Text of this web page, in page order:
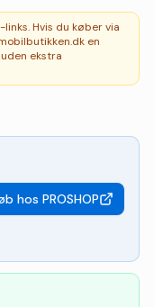
Hvis du køber via
en
ekstra
hos PROSHOP